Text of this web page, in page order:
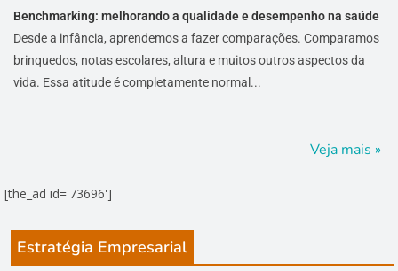
Benchmarking: melhorando a qualidade e desempenho na saúde
Desde a infância, aprendemos a fazer comparações. Comparamos
brinquedos, notas escolares, altura e muitos outros aspectos da
vida. Essa atitude é completamente normal...
Veja mais »
[the_ad id='73696']
Estratégia Empresarial